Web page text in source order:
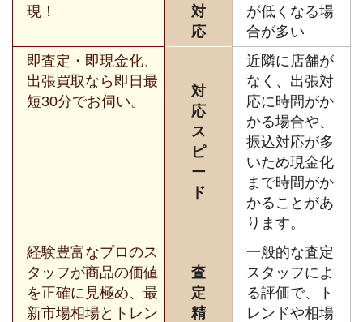
現！
対
応
が低くなる場
合が多い
即査定・即現金化、
出張買取なら即日最
短30分でお伺い。
対
応
ス
ピ
ー
ド
近隣に店舗が
なく、出張対
応に時間がか
かる場合や、
振込対応が多
いため現金化
まで時間がか
かることがあ
ります。
経験豊富なプロのス
タッフが商品の価値
を正確に見極め、最
新市場相場とトレン
査
定
精
一般的な査定
スタッフによ
る評価で、ト
レンドや相場